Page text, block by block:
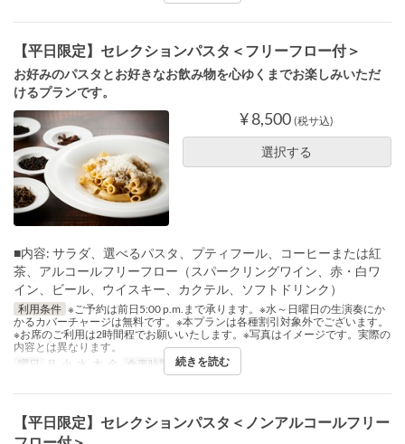
【平日限定】セレクションパスタ＜フリーフロー付＞
お好みのパスタとお好きなお飲み物を心ゆくまでお楽しみいただ
けるプランです。
¥ 8,500 (税サ込)
選択する
■内容: サラダ、選べるパスタ、プティフール、コーヒーまたは紅
茶、アルコールフリーフロー（スパークリングワイン、赤・白ワ
イン、ビール、ウイスキー、カクテル、ソフトドリンク）
利用条件 ※ご予約は前日5:00 p.m.まで承ります。※水～日曜日の生演奏にか
かるカバーチャージは無料です。※本プランは各種割引対象外でございます。
※お席のご利用は2時間程でお願いいたします。※写真はイメージです。実際の
内容とは異なります。
曜日
月, 火, 水, 木, 金 食事時間 ディナー
続きを読む
【平日限定】セレクションパスタ＜ノンアルコールフリー